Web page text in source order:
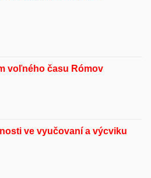
voľného času Rómov
ve vyučovaní a výcviku